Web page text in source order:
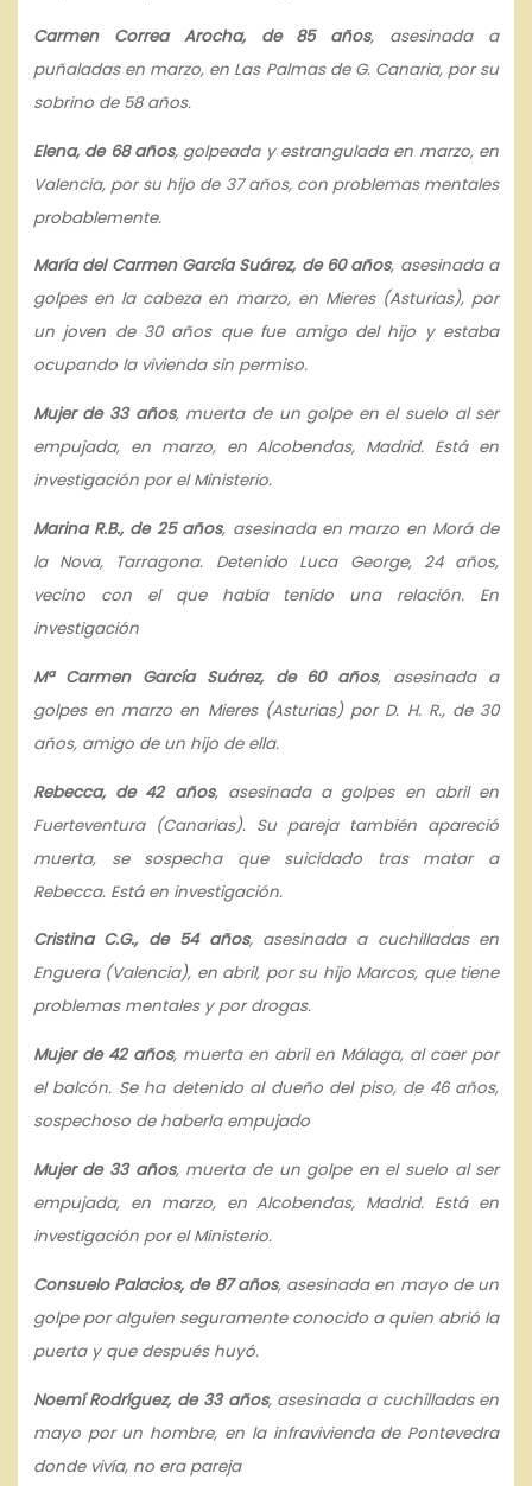
Carmen Correa Arocha, de 85 años, asesinada a
puñaladas en marzo, en Las Palmas de G. Canaria, por su
sobrino de 58 años.
Elena, de 68 años, golpeada y estrangulada en marzo, en
Valencia, por su hijo de 37 años, con problemas mentales
probablemente.
María del Carmen García Suárez, de 60 años, asesinada a
golpes en la cabeza en marzo, en Mieres (Asturias), por
un joven de 30 años que fue amigo del hijo y estaba
ocupando la vivienda sin permiso.
Mujer de 33 años, muerta de un golpe en el suelo al ser
empujada, en marzo, en Alcobendas, Madrid. Está en
investigación por el Ministerio.
Marina R.B., de 25 años, asesinada en marzo en Morá de
la Nova, Tarragona. Detenido Luca George, 24 años,
vecino con el que había tenido una relación. En
investigación
Mª Carmen García Suárez, de 60 años, asesinada a
golpes en marzo en Mieres (Asturias) por D. H. R., de 30
años, amigo de un hijo de ella.
Rebecca, de 42 años, asesinada a golpes en abril en
Fuerteventura (Canarias). Su pareja también apareció
muerta, se sospecha que suicidado tras matar a
Rebecca. Está en investigación.
Cristina C.G., de 54 años, asesinada a cuchilladas en
Enguera (Valencia), en abril, por su hijo Marcos, que tiene
problemas mentales y por drogas.
Mujer de 42 años, muerta en abril en Málaga, al caer por
el balcón. Se ha detenido al dueño del piso, de 46 años,
sospechoso de haberla empujado
Mujer de 33 años, muerta de un golpe en el suelo al ser
empujada, en marzo, en Alcobendas, Madrid. Está en
investigación por el Ministerio.
Consuelo Palacios, de 87 años, asesinada en mayo de un
golpe por alguien seguramente conocido a quien abrió la
puerta y que después huyó.
Noemí Rodríguez, de 33 años, asesinada a cuchilladas en
mayo por un hombre, en la infravivienda de Pontevedra
donde vivía, no era pareja